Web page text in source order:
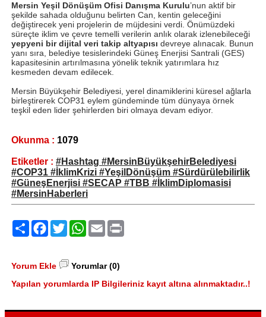
Mersin Yeşil Dönüşüm Ofisi Danışma Kurulu’nun aktif bir
şekilde sahada olduğunu belirten Can, kentin geleceğini
değiştirecek yeni projelerin de müjdesini verdi. Önümüzdeki
süreçte iklim ve çevre temelli verilerin anlık olarak izlenebileceği
yepyeni bir dijital veri takip altyapısı devreye alınacak. Bunun
yanı sıra, belediye tesislerindeki Güneş Enerjisi Santrali (GES)
kapasitesinin artırılmasına yönelik teknik yatırımlara hız
kesmeden devam edilecek.
Mersin Büyükşehir Belediyesi, yerel dinamiklerini küresel ağlarla
birleştirerek COP31 eylem gündeminde tüm dünyaya örnek
teşkil eden lider şehirlerden biri olmaya devam ediyor.
Okunma : 1079
Etiketler : #Hashtag #MersinBüyükşehirBelediyesi
#COP31 #İklimKrizi #YeşilDönüşüm #Sürdürülebilirlik
#GüneşEnerjisi #SECAP #TBB #İklimDiplomasisi
#MersinHaberleri
PaylaşFacebook
TwitterWhatsApp
Email
Yorum Ekle
Yorumlar (0)
Yapılan yorumlarda IP Bilgileriniz kayıt altına alınmaktadır..!